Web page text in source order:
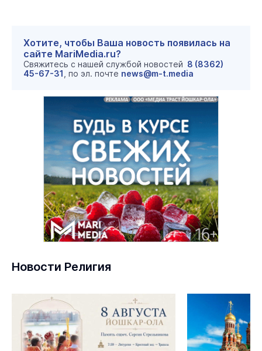
Хотите, чтобы Ваша новость появилась на
сайте MariMedia.ru?
Свяжитесь с нашей службой новостей 8 (8362)
45-67-31 , по эл. почте news@m-t.media
Новости Религия